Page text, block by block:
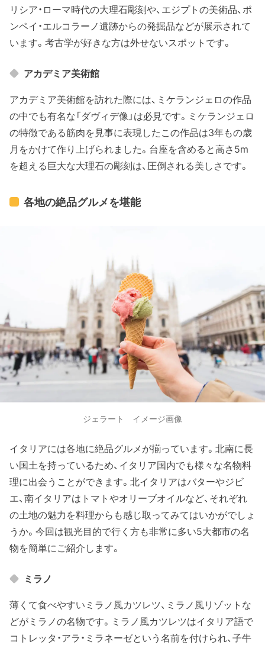
リシア・ローマ時代の大理石彫刻や、エジプトの美術品、ポ
ンペイ・エルコラーノ遺跡からの発掘品などが展示されて
います。考古学が好きな方は外せないスポットです。
アカデミア美術館
アカデミア美術館を訪れた際には、ミケランジェロの作品
の中でも有名な「ダヴィデ像」は必見です。ミケランジェロ
の特徴である筋肉を見事に表現したこの作品は3年もの歳
月をかけて作り上げられました。台座を含めると高さ5m
を超える巨大な大理石の彫刻は、圧倒される美しさです。
各地の絶品グルメを堪能
ジェラート イメージ画像
イタリアには各地に絶品グルメが揃っています。北南に長
い国土を持っているため、イタリア国内でも様々な名物料
理に出会うことができます。北イタリアはバターやジビ
エ、南イタリアはトマトやオリーブオイルなど、それぞれ
の土地の魅力を料理からも感じ取ってみてはいかがでしょ
うか。今回は観光目的で行く方も非常に多い5大都市の名
物を簡単にご紹介します。
ミラノ
薄くて食べやすいミラノ風カツレツ、ミラノ風リゾットな
どがミラノの名物です。ミラノ風カツレツはイタリア語で
コトレッタ・アラ・ミラネーゼという名前を付けられ、子牛